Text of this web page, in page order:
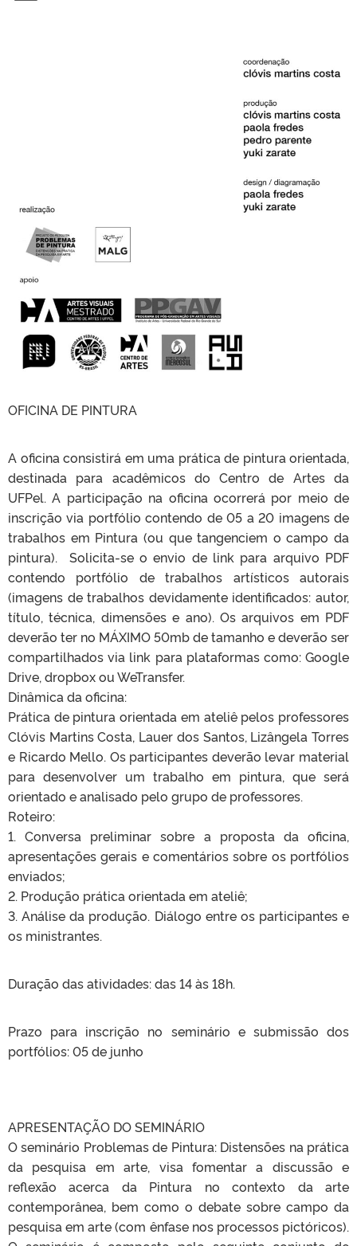
OFICINA DE PINTURA
A oficina consistirá em uma prática de pintura orientada,
destinada para acadêmicos do Centro de Artes da
UFPel. A participação na oficina ocorrerá por meio de
inscrição via portfólio contendo de 05 a 20 imagens de
trabalhos em Pintura (ou que tangenciem o campo da
pintura). Solicita-se o envio de link para arquivo PDF
contendo portfólio de trabalhos artísticos autorais
(imagens de trabalhos devidamente identificados: autor,
título, técnica, dimensões e ano). Os arquivos em PDF
deverão ter no MÁXIMO 50mb de tamanho e deverão ser
compartilhados via link para plataformas como: Google
Drive, dropbox ou WeTransfer.
Dinâmica da oficina:
Prática de pintura orientada em ateliê pelos professores
Clóvis Martins Costa, Lauer dos Santos, Lizângela Torres
e Ricardo Mello. Os participantes deverão levar material
para desenvolver um trabalho em pintura, que será
orientado e analisado pelo grupo de professores.
Roteiro:
1. Conversa preliminar sobre a proposta da oficina,
apresentações gerais e comentários sobre os portfólios
enviados;
2. Produção prática orientada em ateliê;
3. Análise da produção. Diálogo entre os participantes e
os ministrantes.
Duração das atividades: das 14 às 18h.
Prazo para inscrição no seminário e submissão dos
portfólios: 05 de junho
APRESENTAÇÃO DO SEMINÁRIO
O seminário Problemas de Pintura: Distensões na prática
da pesquisa em arte, visa fomentar a discussão e
reflexão acerca da Pintura no contexto da arte
contemporânea, bem como o debate sobre campo da
pesquisa em arte (com ênfase nos processos pictóricos).